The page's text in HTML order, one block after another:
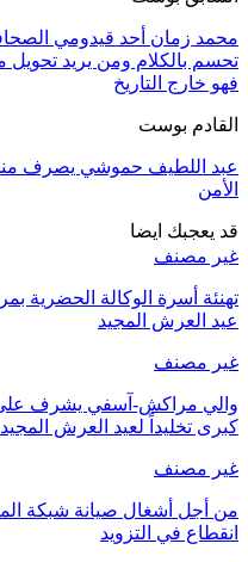
محمد زمان أحد قيدومي
تحسم بالكلام ومن يريد تحويل
فهو خارج التاريخ
القادم بوست
عبد اللطيف حموشي يصرف
الأمن
قد يعجبك ايضا
غير مصنف
تهنئة أسرة الوكالة الحضرية
عيد العرش المجيد
غير مصنف
والي مراكش-آسفي يشرف على
كبرى تخليداً لعيد العرش المجيد
غير مصنف
من أجل أشغال صيانة شبكة
انقطاع في التزويد